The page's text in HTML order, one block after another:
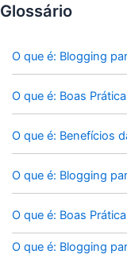
Glossário
O que é: Blogging
O que é: Boas
O que é: Benefícios
O que é: Blogging
O que é: Boas
O que é: Blogging